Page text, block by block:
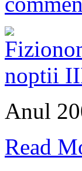
Anul
Read